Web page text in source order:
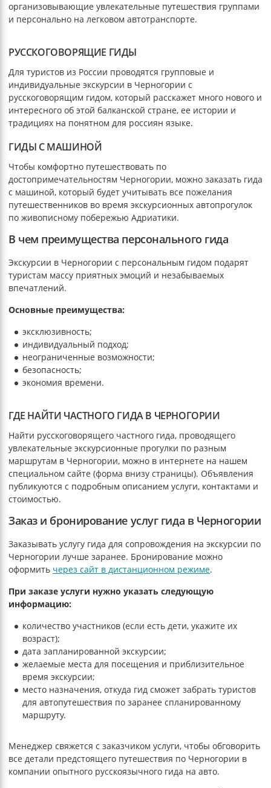
организовывающие увлекательные путешествия группами
и персонально на легковом автотранспорте.
РУССКОГОВОРЯЩИЕ ГИДЫ
Для туристов из России проводятся групповые и
индивидуальные экскурсии в Черногории с
русскоговорящим гидом, который расскажет много нового и
интересного об этой балканской стране, ее истории и
традициях на понятном для россиян языке.
ГИДЫ С МАШИНОЙ
Чтобы комфортно путешествовать по
достопримечательностям Черногории, можно заказать гида
с машиной, который будет учитывать все пожелания
путешественников во время экскурсионных автопрогулок
по живописному побережью Адриатики.
В чем преимущества персонального гида
Экскурсии в Черногории с персональным гидом подарят
туристам массу приятных эмоций и незабываемых
впечатлений.
Основные преимущества:
эксклюзивность;
индивидуальный подход;
неограниченные возможности;
безопасность;
экономия времени.
ГДЕ НАЙТИ ЧАСТНОГО ГИДА В ЧЕРНОГОРИИ
Найти русскоговорящего частного гида, проводящего
увлекательные экскурсионные прогулки по разным
маршрутам в Черногории, можно в интернете на нашем
специальном сайте (форма внизу страницы). Объявления
публикуются с подробным описанием услуги, контактами и
стоимостью.
Заказ и бронирование услуг гида в Черногории
Заказывать услугу гида для сопровождения на экскурсии по
Черногории лучше заранее. Бронирование можно
оформить через сайт в дистанционном режиме.
При заказе услуги нужно указать следующую
информацию:
количество участников (если есть дети, укажите их
возраст);
дата запланированной экскурсии;
желаемые места для посещения и приблизительное
время экскурсии;
место назначения, откуда гид сможет забрать туристов
для автопутешествия по заранее спланированному
маршруту.
Менеджер свяжется с заказчиком услуги, чтобы обговорить
все детали предстоящего путешествия по Черногории в
компании опытного русскоязычного гида на авто.